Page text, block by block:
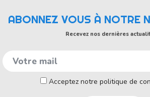
ABONNEZ VOUS À NOTRE
Recevez nos dernières
Acceptez notre politique de